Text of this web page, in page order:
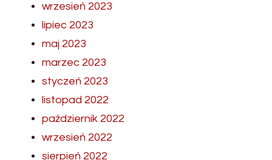
wrzesień 2023
lipiec 2023
maj 2023
marzec 2023
styczeń 2023
listopad 2022
październik 2022
wrzesień 2022
sierpień 2022